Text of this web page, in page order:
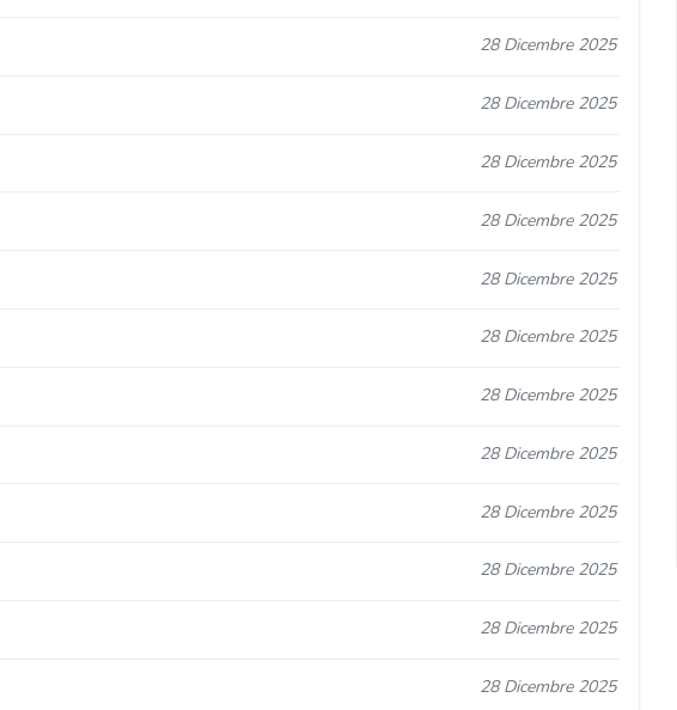
28 Dicembre 2025
28 Dicembre 2025
28 Dicembre 2025
28 Dicembre 2025
28 Dicembre 2025
28 Dicembre 2025
28 Dicembre 2025
28 Dicembre 2025
28 Dicembre 2025
28 Dicembre 2025
28 Dicembre 2025
28 Dicembre 2025